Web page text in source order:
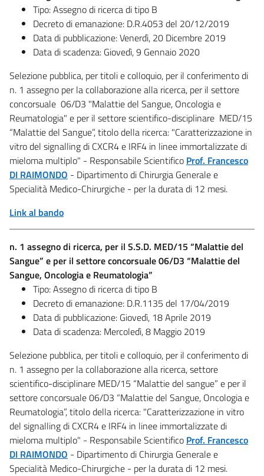
Tipo: Assegno di ricerca di tipo B
Decreto di emanazione: D.R.4053 del 20/12/2019
Data di pubblicazione: Venerdì, 20 Dicembre 2019
Data di scadenza: Giovedì, 9 Gennaio 2020
Selezione pubblica, per titoli e colloquio, per il conferimento di
n. 1 assegno per la collaborazione alla ricerca, per il settore
concorsuale 06/D3 "Malattie del Sangue, Oncologia e
Reumatologia" e per il settore scientifico-disciplinare MED/15
“Malattie del Sangue”, titolo della ricerca: "Caratterizzazione in
vitro del signalling di CXCR4 e IRF4 in linee immortalizzate di
mieloma multiplo" - Responsabile Scientifico Prof. Francesco
DI RAIMONDO - Dipartimento di Chirurgia Generale e
Specialità Medico-Chirurgiche - per la durata di 12 mesi.
Link al bando
n. 1 assegno di ricerca, per il S.S.D. MED/15 “Malattie del
Sangue” e per il settore concorsuale 06/D3 “Malattie del
Sangue, Oncologia e Reumatologia”
Tipo: Assegno di ricerca di tipo B
Decreto di emanazione: D.R.1135 del 17/04/2019
Data di pubblicazione: Giovedì, 18 Aprile 2019
Data di scadenza: Mercoledì, 8 Maggio 2019
Selezione pubblica, per titoli e colloquio, per il conferimento di
n. 1 assegno per la collaborazione alla ricerca, settore
scientifico-disciplinare MED/15 “Malattie del sangue” e per il
settore concorsuale 06/D3 “Malattie del Sangue, Oncologia e
Reumatologia”, titolo della ricerca: "Caratterizzazione in vitro
del signalling di CXCR4 e IRF4 in linee immortalizzate di
mieloma multiplo" - Responsabile Scientifico Prof. Francesco
DI RAIMONDO - Dipartimento di Chirurgia Generale e
Specialità Medico-Chirurgiche - per la durata di 12 mesi.